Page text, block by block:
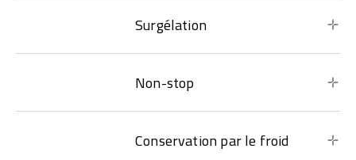
Surgélation
Non-stop
Conservation par le froid